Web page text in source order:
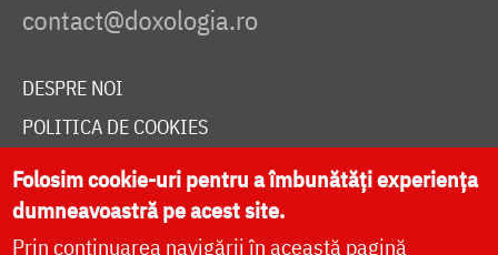
DESPRE NOI
POLITICA DE COOKIES
DONEAZĂ ONLINE PENTRU CATEDRALA NAȚIONALĂ
Folosim cookie-uri pentru a îmbunătăți experiența
dumneavoastră pe acest site.
Prin continuarea navigării în această pagină